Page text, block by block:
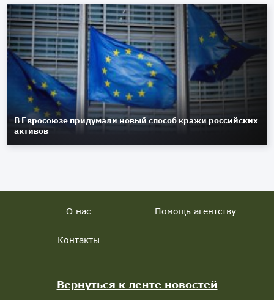
В Евросоюзе придумали новый способ кражи российских
активов
О нас Помощь агентству
Контакты
Вернуться к ленте новостей